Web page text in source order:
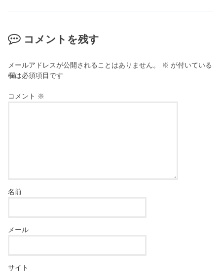
コメントを残す
メールアドレスが公開されることはありません。 ※ が付いている
欄は必須項目です
コメント ※
名前
メール
サイト